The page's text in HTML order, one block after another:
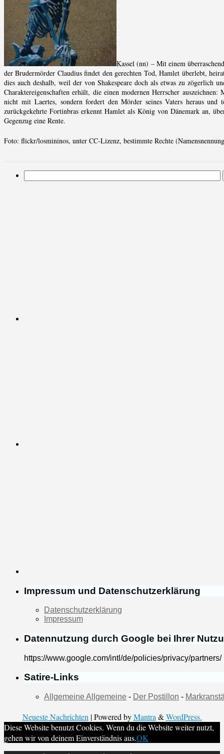
Kassel (nn) – Mit einem
der Brudermörder Claudius findet den gerechten Tod, Hamlet überlebt,
dies auch deshalb, weil der von Shakespeare doch als etwas zu zögerlich
Charaktereigenschaften erhält, die einen modernen Herrscher
nicht mit Laertes, sondern fordert den Mörder seines Vaters heraus
zurückgekehrte Fortinbras erkennt Hamlet als König von Dänemark an,
Gegenzug eine Rente.
Foto: flickr/losmininos, unter CC-Lizenz, bestimmte Rechte
Impressum und Datenschutzerklärung
Datenschutzerklärung
Impressum
Datennutzung durch Google bei Ihrer
https://www.google.com/intl/de/policies/privacy/partners/
Satire-Links
Allgemeine Allgemeine - Der Postillon -
Neueste Nachrichten | Powered byMantra &WordPress.
Diese Website benutzt Cookies. Wenn du die Website weiter nutzt,
gehen wir von deinem Einverständnis aus.OK